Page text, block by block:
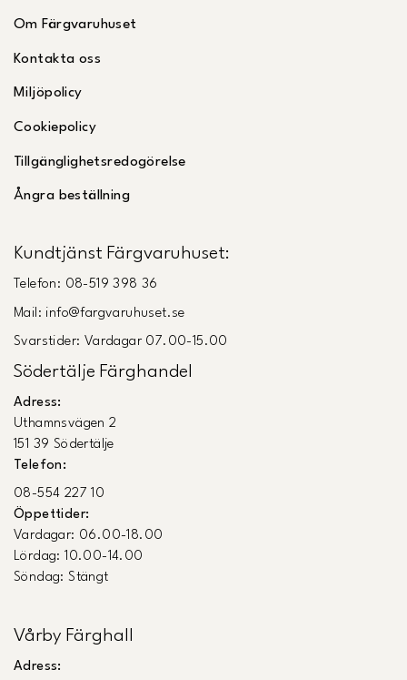
Om Färgvaruhuset
Kontakta oss
Miljöpolicy
Cookiepolicy
Tillgänglighetsredogörelse
Ångra beställning
Kundtjänst Färgvaruhuset:
Telefon: 08-519 398 36
Mail: info@fargvaruhuset.se
Svarstider: Vardagar 07.00-15.00
Södertälje Färghandel
Adress:
Uthamnsvägen 2
151 39 Södertälje
Telefon:
08-554 227 10
Öppettider:
Vardagar: 06.00-18.00
Lördag: 10.00-14.00
Söndag: Stängt
Vårby Färghall
Adress: